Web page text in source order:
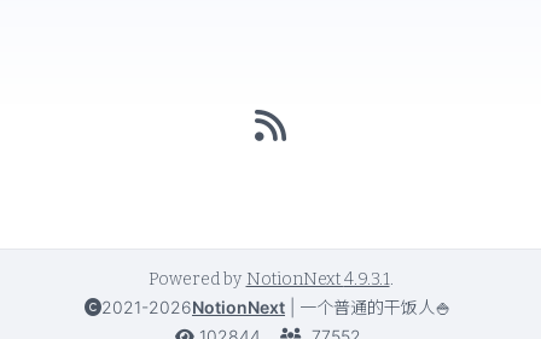
Powered by NotionNext4.9.3.1.
2021-2026NotionNext
一个普通的干饭人🍚